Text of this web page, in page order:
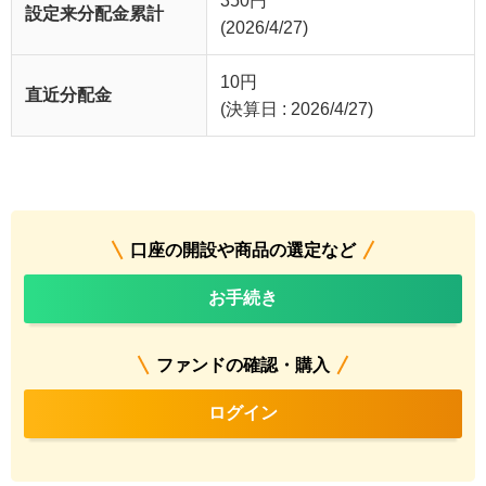
設定来分配金累計
(2026/4/27)
直近分配金
10円
(決算日 : 2026/4/27)
口座の開設や商品の選定など
お手続き
ファンドの確認・購入
ログイン